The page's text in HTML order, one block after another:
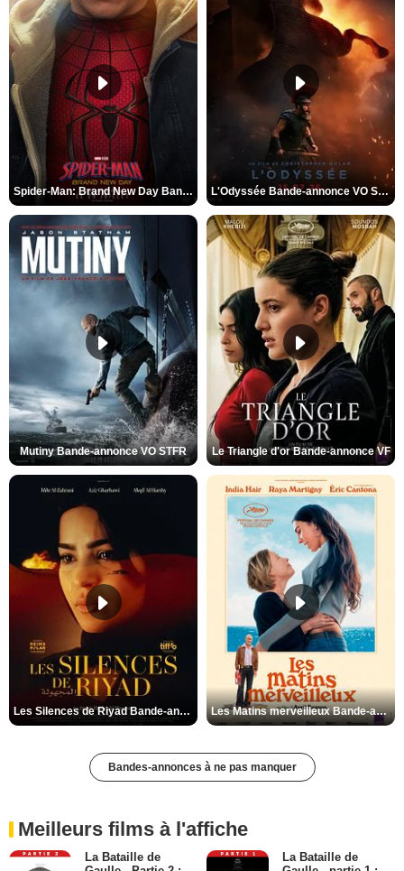
Spider-Man: Brand New Day Bande-annonce VO STFR L'Odyssée Bande-annonce VO STFR
Mutiny Bande-annonce VO STFR Le Triangle d'or Bande-annonce VF
Les Silences de Riyad Bande-annonce VO STFR Les Matins merveilleux Bande-annonce VF
Bandes-annonces à ne pas manquer
Meilleurs films à l'affiche
La Bataille de
La Bataille de